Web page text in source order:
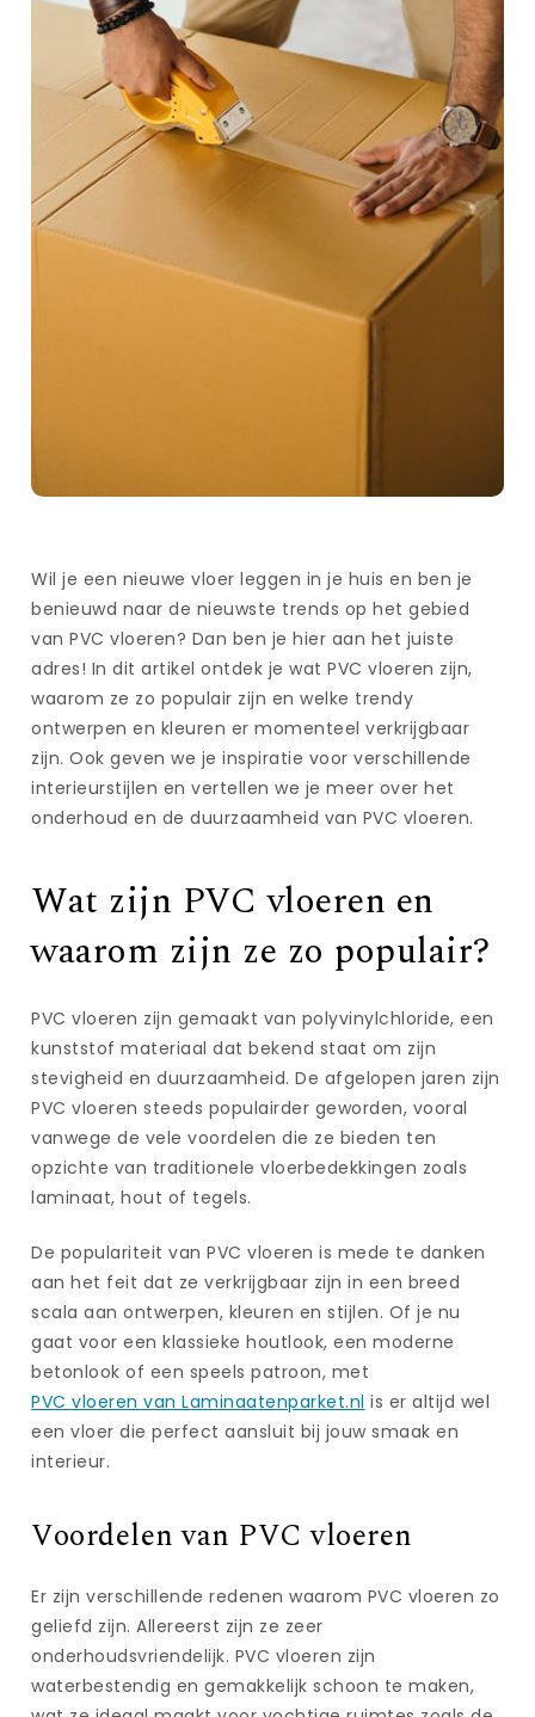
Wil je een nieuwe vloer leggen in je huis en ben je
benieuwd naar de nieuwste trends op het gebied
van PVC vloeren? Dan ben je hier aan het juiste
adres! In dit artikel ontdek je wat PVC vloeren zijn,
waarom ze zo populair zijn en welke trendy
ontwerpen en kleuren er momenteel verkrijgbaar
zijn. Ook geven we je inspiratie voor verschillende
interieurstijlen en vertellen we je meer over het
onderhoud en de duurzaamheid van PVC vloeren.
Wat zijn PVC vloeren en
waarom zijn ze zo populair?
PVC vloeren zijn gemaakt van polyvinylchloride, een
kunststof materiaal dat bekend staat om zijn
stevigheid en duurzaamheid. De afgelopen jaren zijn
PVC vloeren steeds populairder geworden, vooral
vanwege de vele voordelen die ze bieden ten
opzichte van traditionele vloerbedekkingen zoals
laminaat, hout of tegels.
De populariteit van PVC vloeren is mede te danken
aan het feit dat ze verkrijgbaar zijn in een breed
scala aan ontwerpen, kleuren en stijlen. Of je nu
gaat voor een klassieke houtlook, een moderne
betonlook of een speels patroon, met
PVC vloeren van Laminaatenparket.nl is er altijd wel
een vloer die perfect aansluit bij jouw smaak en
interieur.
Voordelen van PVC vloeren
Er zijn verschillende redenen waarom PVC vloeren zo
geliefd zijn. Allereerst zijn ze zeer
onderhoudsvriendelijk. PVC vloeren zijn
waterbestendig en gemakkelijk schoon te maken,